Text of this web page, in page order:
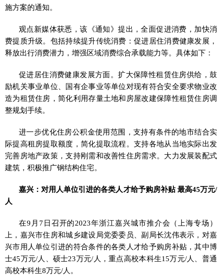
施方案的通知。
观点新媒体获悉，该《通知》提出，全面促进消费，加快消
费提质升级。包括持续提升传统消费：促进居住消费健康发展，
释放出行消费潜力，增强区域消费综合承载能力等。具体如下：
促进居住消费健康发展方面。扩大保障性租赁住房供给，鼓
励机关事业单位、国有企事业等单位对现有符合安全要求物业改
造为租赁住房，简化利用存量土地和房屋改建保障性租赁住房调
整规划手续。
进一步优化住房公积金使用范围，支持有条件的地市结合实
际提高租房提取额度，简化提取流程。支持各地从当地实际出发
完善房地产政策，支持刚需和改善性住房需求。大力发展装配式
建筑，积极推广钢结构住宅。
嘉兴：对用人单位引进的各类人才给予购房补贴 最高45万元/
人
在9月7日召开的2023年浙江嘉兴城市推介会（上海专场）
上，嘉兴市住房和城乡建设局党委委员、副局长沈伟表示，对嘉
兴市用人单位引进的符合条件的各类人才给予购房补贴，其中博
士45万元/人、硕士23万元/人，重点高校本科生15万元/人、普通
高校本科生8万元/人。